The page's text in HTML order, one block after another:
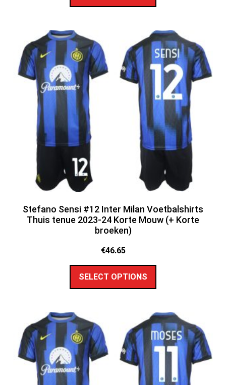
Stefano Sensi #12 Inter Milan Voetbalshirts
Thuis tenue 2023-24 Korte Mouw (+ Korte
broeken)
€46.65
SELECT OPTIONS